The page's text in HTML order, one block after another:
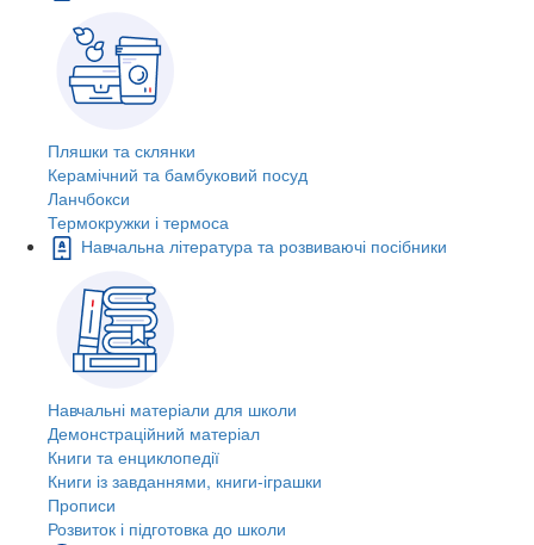
Пляшки та склянки
Керамічний та бамбуковий посуд
Ланчбокси
Термокружки і термоса
Навчальна література та розвиваючі посібники
Навчальні матеріали для школи
Демонстраційний матеріал
Книги та енциклопедії
Книги із завданнями, книги-іграшки
Прописи
Розвиток і підготовка до школи